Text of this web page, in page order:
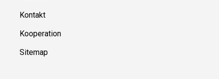
Kontakt
Kooperation
Sitemap